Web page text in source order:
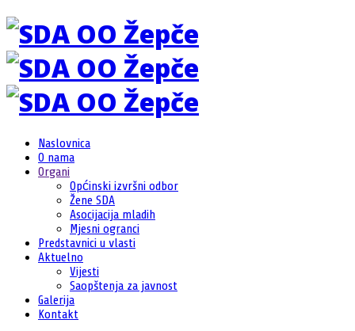
Naslovnica
O nama
Organi
Općinski izvršni odbor
Žene SDA
Asocijacija mladih
Mjesni ogranci
Predstavnici u vlasti
Aktuelno
Vijesti
Saopštenja za javnost
Galerija
Kontakt